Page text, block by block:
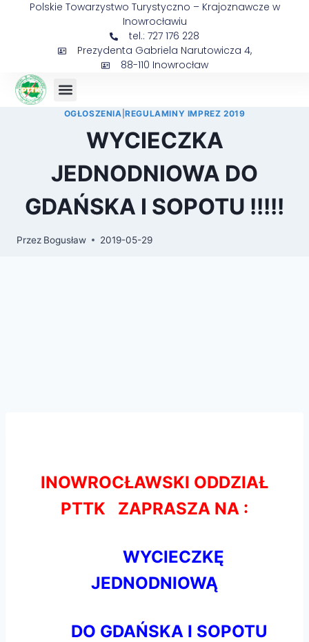
Polskie Towarzystwo Turystyczno – Krajoznawcze w
Inowrocławiu
tel.: 727 176 228
Prezydenta Gabriela Narutowicza 4,
88-110 Inowrocław
OGŁOSZENIA |REGULAMINY IMPREZ 2019
WYCIECZKA
JEDNODNIOWA DO
GDAŃSKA I SOPOTU !!!!!
Przez Bogusław 2019-05-29
INOWROCŁAWSKI ODDZIAŁ
PTTK ZAPRASZA NA :
WYCIECZKĘ
JEDNODNIOWĄ
DO GDAŃSKA I SOPOTU